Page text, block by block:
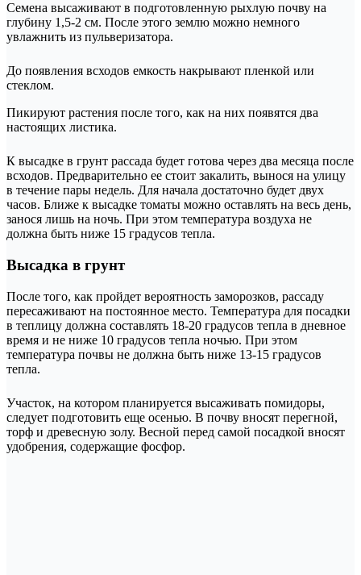
Семена высаживают в подготовленную рыхлую почву на
глубину 1,5-2 см. После этого землю можно немного
увлажнить из пульверизатора.
До появления всходов емкость накрывают пленкой или
стеклом.
Пикируют растения после того, как на них появятся два
настоящих листика.
К высадке в грунт рассада будет готова через два месяца после
всходов. Предварительно ее стоит закалить, вынося на улицу
в течение пары недель. Для начала достаточно будет двух
часов. Ближе к высадке томаты можно оставлять на весь день,
занося лишь на ночь. При этом температура воздуха не
должна быть ниже 15 градусов тепла.
Высадка в грунт
После того, как пройдет вероятность заморозков, рассаду
пересаживают на постоянное место. Температура для посадки
в теплицу должна составлять 18-20 градусов тепла в дневное
время и не ниже 10 градусов тепла ночью. При этом
температура почвы не должна быть ниже 13-15 градусов
тепла.
Участок, на котором планируется высаживать помидоры,
следует подготовить еще осенью. В почву вносят перегной,
торф и древесную золу. Весной перед самой посадкой вносят
удобрения, содержащие фосфор.